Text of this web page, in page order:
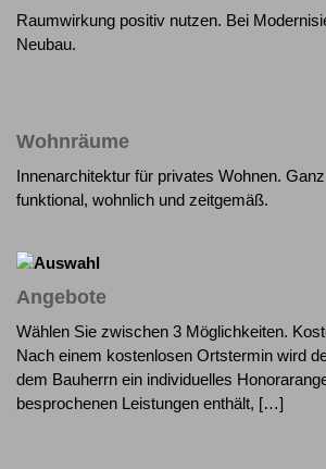
Raumwirkung positiv nutzen. Bei
Neubau.
Wohnräume
Innenarchitektur für privates Wohnen.
funktional, wohnlich und zeitgemäß.
Angebote
Wählen Sie zwischen 3 Möglichkeiten.
Nach einem kostenlosen Ortstermin wird
dem Bauherrn ein individuelles
besprochenen Leistungen enthält, […]